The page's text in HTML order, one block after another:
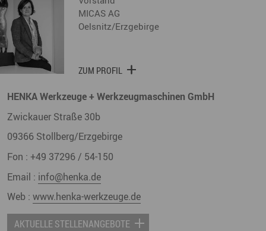
MICAS AG
Oelsnitz/Erzgebirge
ZUM PROFIL
HENKA Werkzeuge + Werkzeugmaschinen GmbH
Zwickauer Straße 30b
09366 Stollberg/Erzgebirge
Fon : +49 37296 / 54-150
Email : info@henka.de
Web : www.henka-werkzeuge.de
AKTUELLE STELLENANGEBOTE